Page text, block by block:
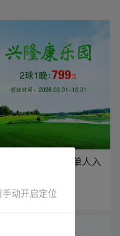
康乐园2球1晚(单人入
799 /人
动开启定位